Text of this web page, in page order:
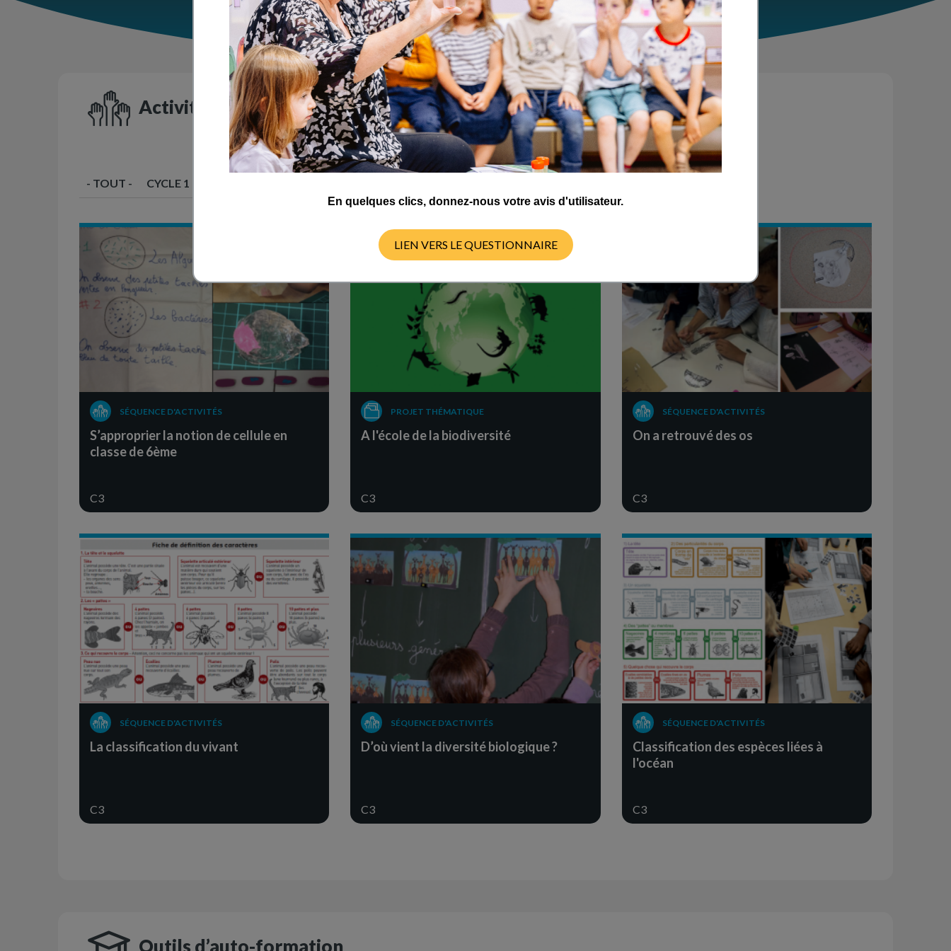
Activités en classe
- TOUT - CYCLE 1
SÉQUENCE D'ACTIVITÉS
S’approprier la notion de cellule en
classe de 6ème
C3
PROJET THÉMATIQUE
A l'école de la biodiversité
C3
SÉQUENCE D'ACTIVITÉS
On a retrouvé des os
C3
SÉQUENCE D'ACTIVITÉS
La classification du vivant
C3
SÉQUENCE D'ACTIVITÉS
D’où vient la diversité biologique ?
C3
SÉQUENCE D'ACTIVITÉS
Classification des espèces liées à
l'océan
C3
Outils d’auto-formation
En quelques clics, donnez-nous votre avis d'utilisateur.
LIEN VERS LE QUESTIONNAIRE